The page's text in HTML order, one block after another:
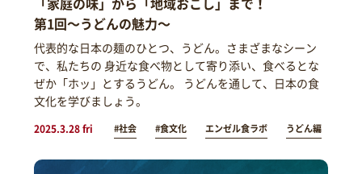
第1回～うどんの魅力～
代表的な日本の麺のひとつ、うどん。さまざまなシーン
で、私たちの 身近な食べ物として寄り添い、食べるとな
ぜか「ホッ」とするうどん。 うどんを通して、日本の食
文化を学びましょう。
2025.3.28 fri #社会 #食文化 エンゼル食ラボ うどん編